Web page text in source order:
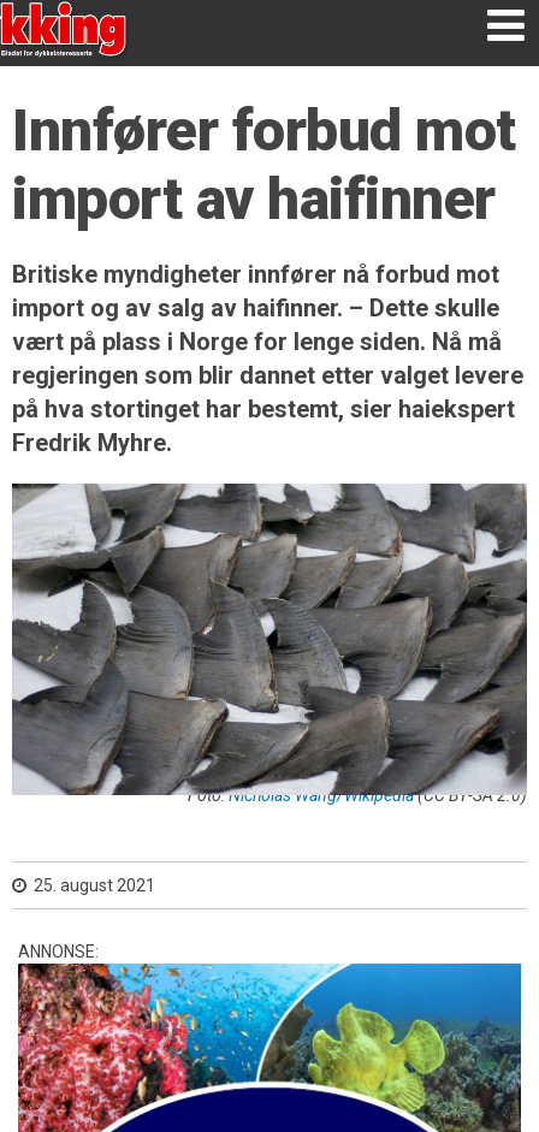
Innfører forbud mot
import av haifinner
Britiske myndigheter innfører nå forbud mot
import og av salg av haifinner. – Dette skulle
vært på plass i Norge for lenge siden. Nå må
regjeringen som blir dannet etter valget levere
på hva stortinget har bestemt, sier haiekspert
Fredrik Myhre.
Foto:Nicholas Wang/Wikipedia(CC BY-SA 2.0)
25. august 2021
ANNONSE: